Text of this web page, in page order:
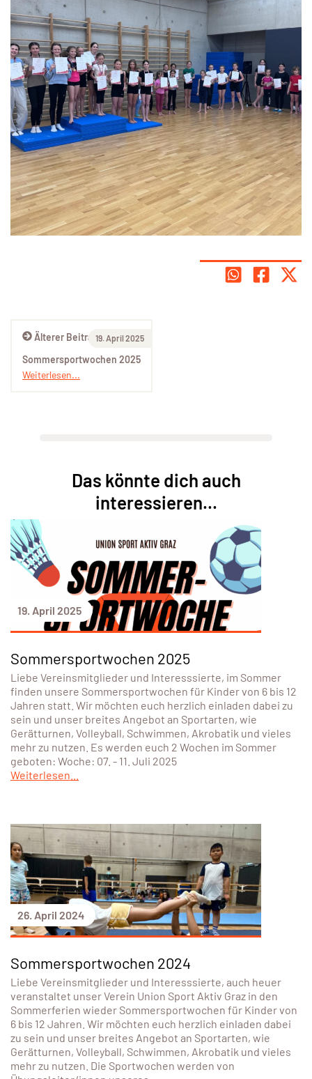
Älterer Beitrag19. April 2025
Sommersportwochen 2025
Weiterlesen...
Das könnte dich auch
interessieren...
19. April 2025
Sommersportwochen 2025
Liebe Vereinsmitglieder und Interesssierte, im Sommer
finden unsere Sommersportwochen für Kinder von 6 bis 12
Jahren statt. Wir möchten euch herzlich einladen dabei zu
sein und unser breites Angebot an Sportarten, wie
Gerätturnen, Volleyball, Schwimmen, Akrobatik und vieles
mehr zu nutzen. Es werden euch 2 Wochen im Sommer
geboten: Woche: 07. - 11. Juli 2025
Weiterlesen...
26. April 2024
Sommersportwochen 2024
Liebe Vereinsmitglieder und Interesssierte, auch heuer
veranstaltet unser Verein Union Sport Aktiv Graz in den
Sommerferien wieder Sommersportwochen für Kinder von
6 bis 12 Jahren. Wir möchten euch herzlich einladen dabei
zu sein und unser breites Angebot an Sportarten, wie
Gerätturnen, Volleyball, Schwimmen, Akrobatik und vieles
mehr zu nutzen. Die Sportwochen werden von